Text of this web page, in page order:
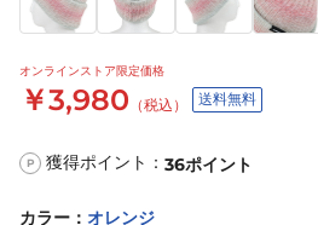
オンラインストア限定価格
￥3,980 （税込） 送料無料
P 獲得ポイント： 36ポイント
カラー ： オレンジ